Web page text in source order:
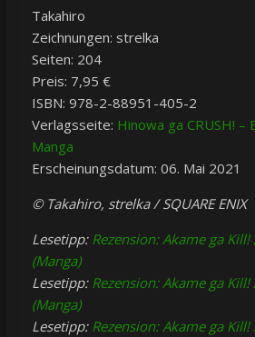
Takahiro
Zeichnungen: strelka
Seiten: 204
Preis: 7,95 €
ISBN: 978-2-88951-405-2
Verlagsseite: Hinowa ga CRUSH! –
Manga
Erscheinungsdatum: 06. Mai 2021
© Takahiro, strelka / SQUARE ENIX
Lesetipp: Rezension: Akame ga
(Manga)
Lesetipp: Rezension: Akame ga
(Manga)
Lesetipp: Rezension: Akame ga